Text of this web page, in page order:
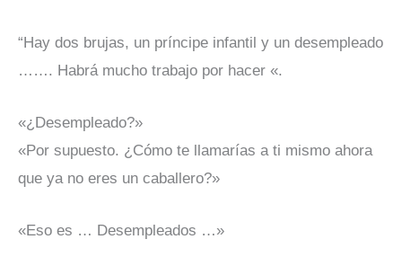
“Hay dos brujas, un príncipe infantil y un desempleado
……. Habrá mucho trabajo por hacer «.
«¿Desempleado?»
«Por supuesto. ¿Cómo te llamarías a ti mismo ahora
que ya no eres un caballero?»
«Eso es … Desempleados …»